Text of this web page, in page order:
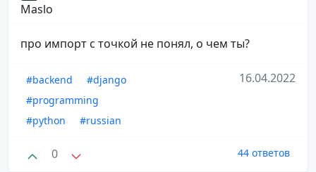
Maslo
про импорт с точкой не понял, о чем ты?
#backend
#django
#programming
#python
#russian
16.04.2022
0 44 ответов